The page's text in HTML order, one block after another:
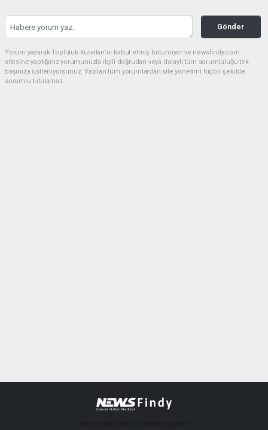
Gönder
Yorum yazarak Topluluk Kuralları’nı kabul etmiş bulunuyor ve newsfindy.com
sitesine yaptığınız yorumunuzla ilgili doğrudan veya dolaylı tüm sorumluluğu tek
başınıza üstleniyorsunuz. Yazılan tüm yorumlardan site yönetimi hiçbir şekilde
sorumlu tutulamaz.